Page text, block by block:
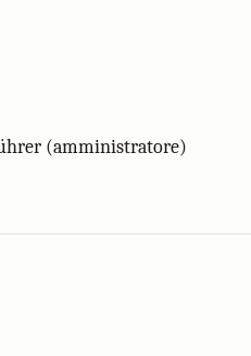
(amministratore)